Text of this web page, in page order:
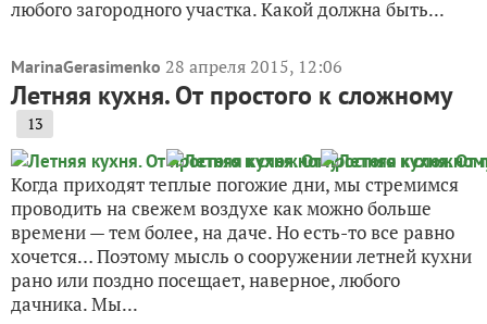
любого загородного участка. Какой должна быть...
MarinaGerasimenko 28 апреля 2015, 12:06
Летняя кухня. От простого к сложному
13
Когда приходят теплые погожие дни, мы стремимся
проводить на свежем воздухе как можно больше
времени — тем более, на даче. Но есть-то все равно
хочется… Поэтому мысль о сооружении летней кухни
рано или поздно посещает, наверное, любого
дачника. Мы...